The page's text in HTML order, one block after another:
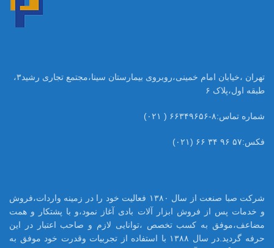
تهران ،خیابان امام خمینی،روبروی بیمارستان سینا،مجتمع تجاری رشید۳،
طبقه اول،پلاک ۶
شماره تماس:۸-۶۶۳۴۹۶۵۶ ( ۰۲۱)
فکس:۵۷ ۹۶ ۳۴ ۶۶ (۰۲۱)
شرکت صبا صنعت از سال ۱۳۸۰ فعالیت خود را در زمینه واردات،فروش
و خدمات پس از فروش ابزار آلات بادی آغاز نمود،و با پشتکار و همت
مضاعف،موفق به کسب تخصص ،توانایی لازم و صاحب اعتبار در این
حرفه گردید.در سال ۱۳۸۸ با استفاده از تجربیات وقدرت خود موفق به